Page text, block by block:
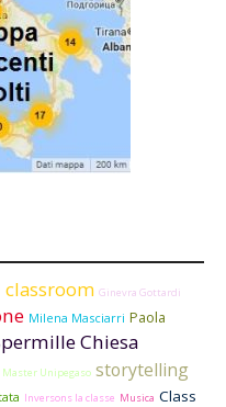
Ginevra Gottardi
Milena Masciarri Paola
Chiesa
Master Unipegaso storytelling
Inversons la classe Musica Class